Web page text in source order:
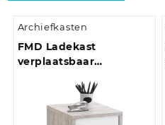
Archiefkasten
FMD Ladekast
verplaatsbaar
hoogglans wit